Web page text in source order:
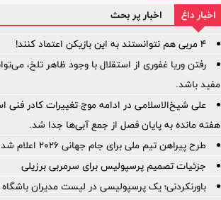
اخبار داغ
اخبار پر بحث
۴ مربی هم نتوانستند به این بازیکن اعتماد کنند!
رفتن وریا غفوری از استقلال با وجود ظاهر تلخ،
مفید باشد.
علی شیخ‌الاسلامی در ادامه موج تغییرات کادر
هفته مانده به پایان فصل از جمع آبی‌ها جدا شد.
طرح پیراهن تیم ملی برای جام جهانی ۲۰۲۶ اعلام شد
جزئیات تصمیم پرسپولیس برای سرمربی برزیلی
باورنکردنی؛ یک پرسپولیسی در لیست مدیران باشگاه